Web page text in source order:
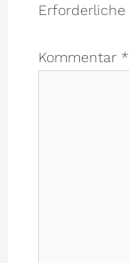
Kommentar *